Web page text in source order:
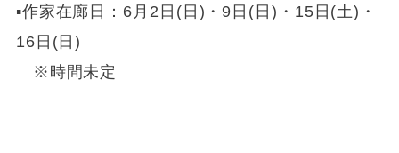
▪作家在廊日：6月2日(日)・9日(日)・15日(土)・
16日(日)
※時間未定